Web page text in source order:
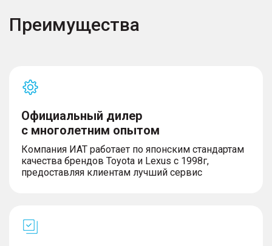
Преимущества
Официальный дилер
с многолетним опытом
Компания ИАТ работает по японским стандартам
качества брендов Toyota и Lexus с 1998г,
предоставляя клиентам лучший сервис